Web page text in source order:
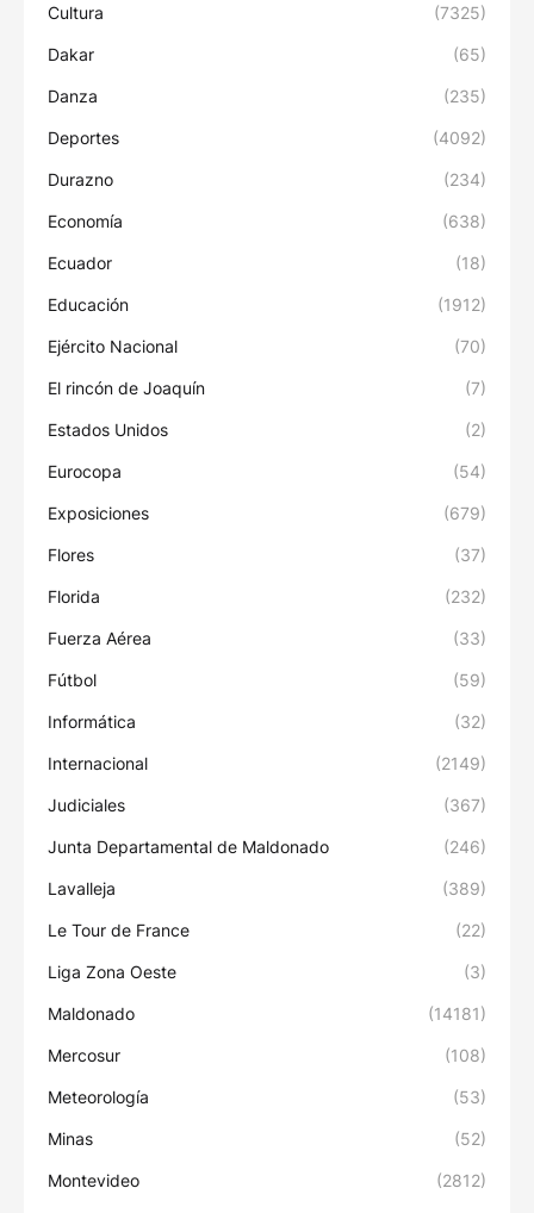
Cultura (7325)
Dakar (65)
Danza (235)
Deportes (4092)
Durazno (234)
Economía (638)
Ecuador (18)
Educación (1912)
Ejército Nacional (70)
El rincón de Joaquín (7)
Estados Unidos (2)
Eurocopa (54)
Exposiciones (679)
Flores (37)
Florida (232)
Fuerza Aérea (33)
Fútbol (59)
Informática (32)
Internacional (2149)
Judiciales (367)
Junta Departamental de Maldonado (246)
Lavalleja (389)
Le Tour de France (22)
Liga Zona Oeste (3)
Maldonado (14181)
Mercosur (108)
Meteorología (53)
Minas (52)
Montevideo (2812)